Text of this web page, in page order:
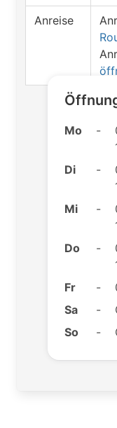
Anreise
Mo -
Di
-
Mi
-
Do
-
Fr
-
Sa
-
So
-